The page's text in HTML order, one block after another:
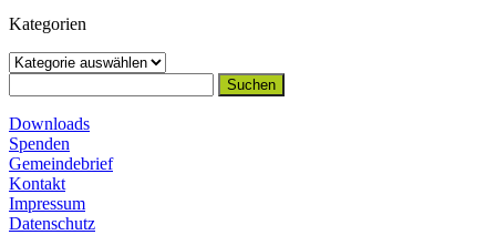
Kategorien
Kategorien
nach:
Downloads
Spenden
Gemeindebrief
Kontakt
Impressum
Datenschutz